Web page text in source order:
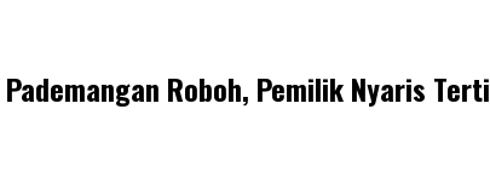
Roboh, Pemilik Nyaris